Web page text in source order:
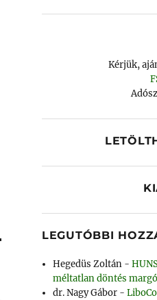
Kérjük,
LEGUTÓBBI
Hegedüs Zoltán -
méltatlan döntés
dr. Nagy Gábor -